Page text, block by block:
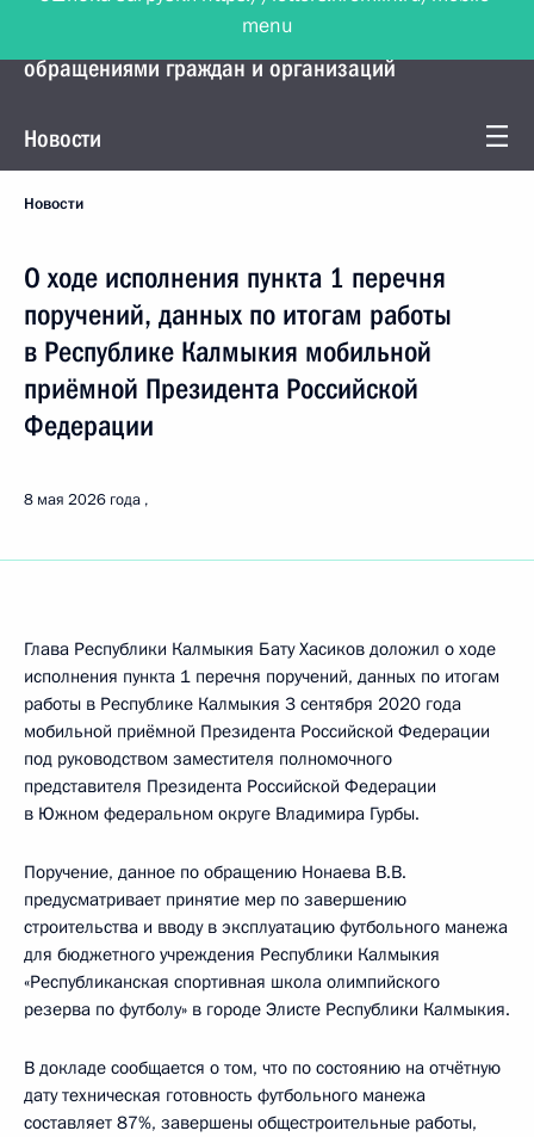
Управление Президента по работе с
обращениями граждан и организаций
Новости
Новости
О ходе исполнения пункта 1 перечня
поручений, данных по итогам работы
в Республике Калмыкия мобильной
приёмной Президента Российской
Федерации
8 мая 2026 года
Глава Республики Калмыкия Бату Хасиков доложил о ходе
исполнения пункта 1 перечня поручений, данных по итогам
работы в Республике Калмыкия 3 сентября 2020 года
мобильной приёмной Президента Российской Федерации
под руководством заместителя полномочного
представителя Президента Российской Федерации
в Южном федеральном округе Владимира Гурбы.
Поручение, данное по обращению Нонаева В.В.
предусматривает принятие мер по завершению
строительства и вводу в эксплуатацию футбольного манежа
для бюджетного учреждения Республики Калмыкия
«Республиканская спортивная школа олимпийского
резерва по футболу» в городе Элисте Республики Калмыкия.
В докладе сообщается о том, что по состоянию на отчётную
дату техническая готовность футбольного манежа
составляет 87%, завершены общестроительные работы,
menu